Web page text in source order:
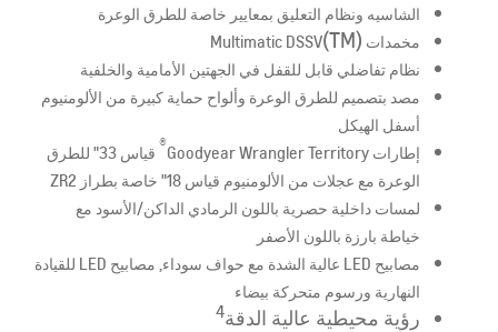
الشاسيه ونظام التعليق بمعايير خاصة للطرق الوعرة
مخمدات Multimatic DSSV (TM)
نظام تفاضلي قابل للقفل في الجهتين الأمامية والخلفية
مصد بتصميم للطرق الوعرة وألواح حماية كبيرة من الألومنيوم
أسفل الهيكل
إطارات Goodyear Wrangler Territory
®
قياس 33" للطرق
الوعرة مع عجلات من الألومنيوم قياس 18" خاصة بطراز ZR2
لمسات داخلية حصرية باللون الرمادي الداكن/الأسود مع
خياطة بارزة باللون الأصفر
مصابيح LED عالية الشدة مع حواف سوداء, مصابيح LED للقيادة
النهارية ورسوم متحركة بيضاء
رؤية محيطية عالية الدقة4